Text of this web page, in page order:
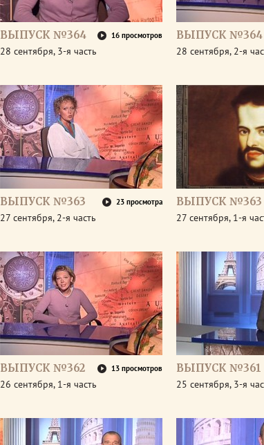
ВЫПУСК №364 16 просмотров
28 сентября, 3-я часть
ВЫПУСК №364
28 сентября, 2-я
ВЫПУСК №363 23 просмотра
27 сентября, 2-я часть
ВЫПУСК №363
27 сентября, 1-я
ВЫПУСК №362 13 просмотров
26 сентября, 1-я часть
ВЫПУСК №361
25 сентября, 3-я